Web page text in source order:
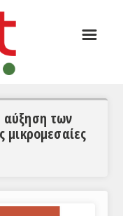
☰
αύξηση των
μικρομεσαίες